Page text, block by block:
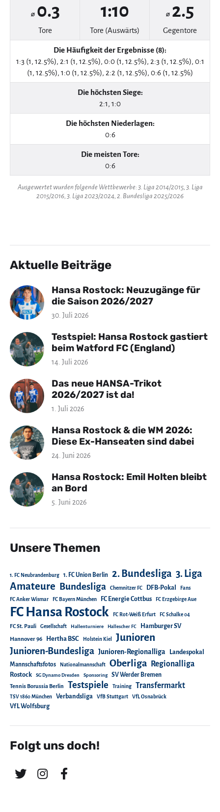
⌀ 0.3
Tore
1:10
Tore (Auswärts)
⌀ 2.5
Gegentore
Die Häufigkeit der Ergebnisse (8):
1:3 (1, 12.5%), 2:1 (1, 12.5%), 0:0 (1, 12.5%), 2:3 (1, 12.5%), 0:1
(1, 12.5%), 1:0 (1, 12.5%), 2:2 (1, 12.5%), 0:6 (1, 12.5%)
Die höchsten Siege:
2:1, 1:0
Die höchsten Niederlagen:
0:6
Die meisten Tore:
0:6
Ausgewertet wurden folgende Wettbewerbe: 3. Liga 2014/2015, 3. Liga
2015/2016, 3. Liga 2023/2024, 2. Bundesliga 2025/2026
Aktuelle Beiträge
Hansa Rostock: Neuzugänge für
die Saison 2026/2027
30. Juli 2026
Testspiel: Hansa Rostock gastiert
beim Watford FC (England)
14. Juli 2026
Das neue HANSA-Trikot
2026/2027 ist da!
1. Juli 2026
Hansa Rostock & die WM 2026:
Diese Ex-Hanseaten sind dabei
24. Juni 2026
Hansa Rostock: Emil Holten bleibt
an Bord
5. Juni 2026
Unsere Themen
1. FC Neubrandenburg 1. FC Union Berlin 2. Bundesliga 3. Liga
Amateure Bundesliga Chemnitzer FC DFB-Pokal Fans
FC Anker Wismar FC Bayern München FC Energie Cottbus FC Erzgebirge Aue
FC Hansa Rostock FC Rot-Weiß Erfurt FC Schalke 04
FC St. Pauli Gesellschaft Hallenturniere Hallescher FC Hamburger SV
Hannover 96 Hertha BSC Holstein Kiel Junioren
Junioren-Bundesliga Junioren-Regionalliga
Landespokal
Mannschaftsfotos
Nationalmannschaft Oberliga Regionalliga
Rostock SG Dynamo Dresden Sponsoring SV Werder Bremen
Tennis Borussia Berlin Testspiele Training Transfermarkt
TSV 1860 München Verbandsliga VfB Stuttgart VfL Osnabrück
VfL Wolfsburg
Folgt uns doch!